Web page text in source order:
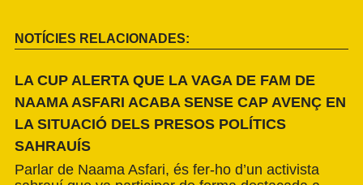
NOTÍCIES RELACIONADES:
LA CUP ALERTA QUE LA VAGA DE FAM DE
NAAMA ASFARI ACABA SENSE CAP AVENÇ EN
LA SITUACIÓ DELS PRESOS POLÍTICS
SAHRAUÍS
Parlar de Naama Asfari, és fer-ho d’un activista